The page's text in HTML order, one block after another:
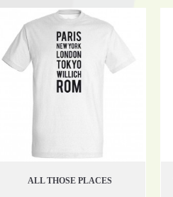
ALL THOSE PLACES